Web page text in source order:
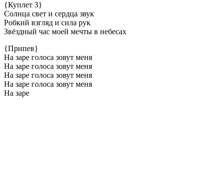
{Куплет 3}
Солнца свет и сердца звук
Робкий взгляд и сила рук
Звёздный час моей мечты в небесах
{Припев}
На заре голоса зовут меня
На заре голоса зовут меня
На заре голоса зовут меня
На заре голоса зовут меня
На заре